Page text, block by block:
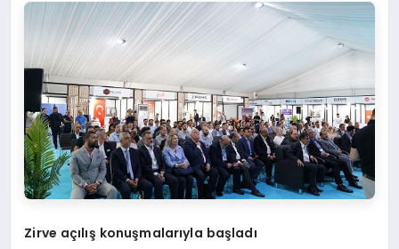
Zirve açılış konuşmalarıyla başladı